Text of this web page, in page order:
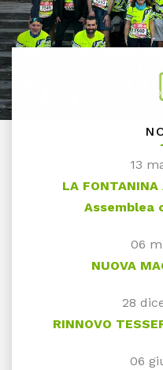
13
LA
Assemblea
06
NUOVA
28
RINNOVO
06